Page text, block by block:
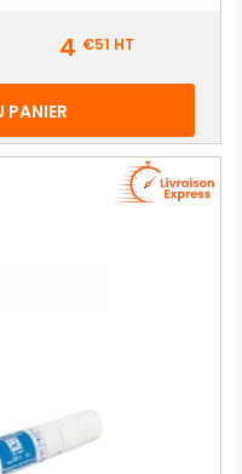
4 €51 HT
PANIER